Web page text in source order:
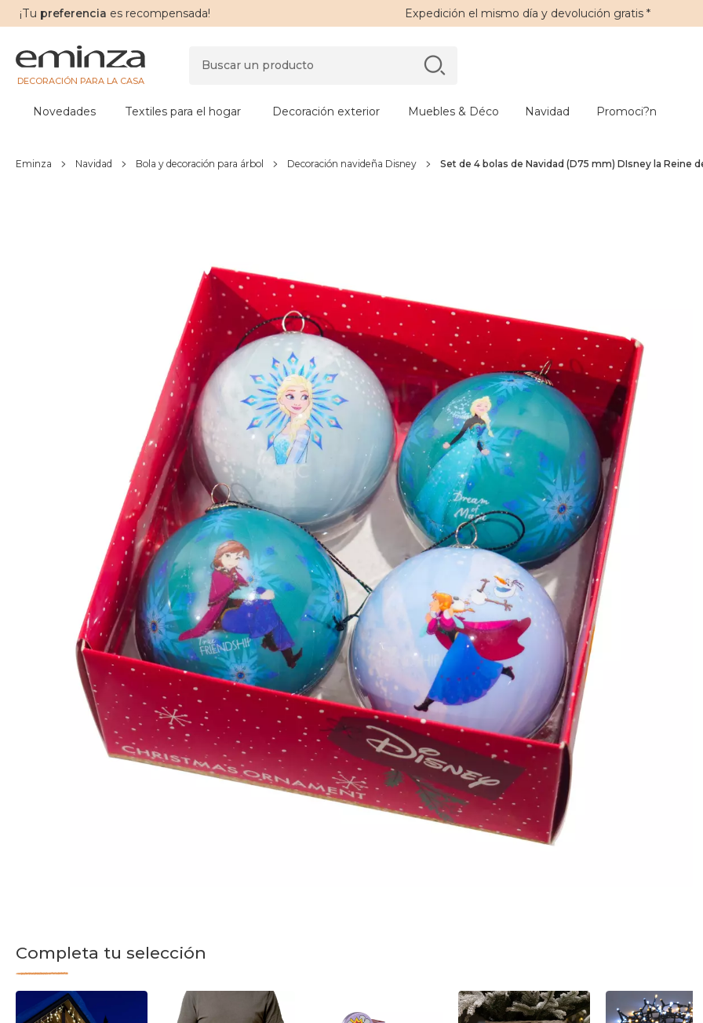
¡Tu preferencia es recompensada! Expedición el mismo día y devolución gratis*
DECORACIÓN PARA LA CASA
Novedades Textiles para el hogar Decoración exterior Muebles & Déco Navidad Promoci?n
Eminza Navidad Bola y decoración para árbol Decoración navideña Disney Set de 4 bolas de Navidad (D75 mm) DIsney la Reine
Completa tu selección